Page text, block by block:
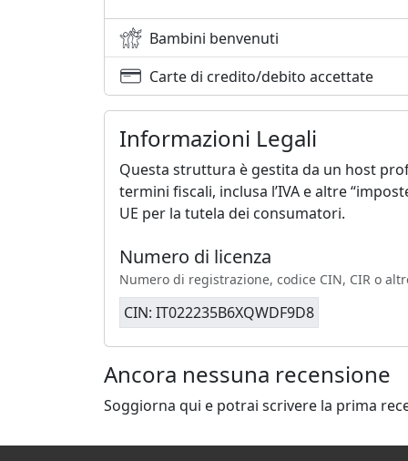
Bambini benvenuti
Carte di credito/debito accettate
Informazioni Legali
Questa struttura è gestita da un host
termini fiscali, inclusa l’IVA e altre
UE per la tutela dei consumatori.
Numero di licenza
Numero di registrazione, codice CIN, CIR o
CIN: IT022235B6XQWDF9D8
Ancora nessuna recensione
Soggiorna qui e potrai scrivere la prima